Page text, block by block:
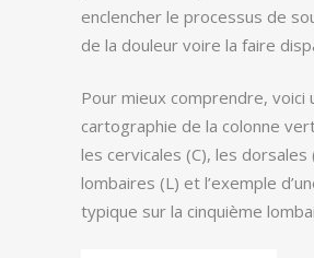
enclencher le processus de
de la douleur voire la faire
Pour mieux comprendre, voici
cartographie de la colonne
les cervicales (C), les dorsales
lombaires (L) et l’exemple
typique sur la cinquième